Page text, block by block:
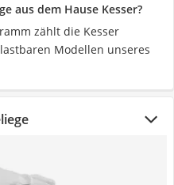
aus dem Hause Kesser?
zählt die Kesser
Modellen unseres